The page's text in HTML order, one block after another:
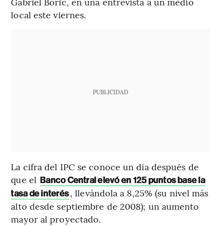
local este viernes.
PUBLICIDAD
La cifra del IPC se conoce un día después de
que el Banco Central elevó en 125 puntos base la
tasa de interés, llevándola a 8,25% (su nivel más
alto desde septiembre de 2008); un aumento
mayor al proyectado.